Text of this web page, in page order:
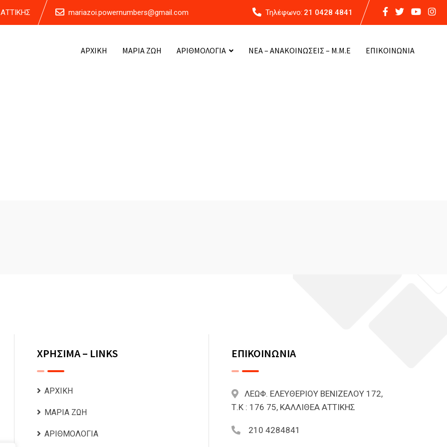
mariazoi.powernumbers@gmail.com Τηλέφωνο: 21 0428 4841
ΑΡΧΙΚΗ ΜΑΡΙΑ ΖΩΗ ΑΡΙΘΜΟΛΟΓΙΑ ΝΕΑ – ΑΝΑΚΟΙΝΩΣΕΙΣ – Μ.Μ.Ε ΕΠΙΚΟΙΝΩΝΙΑ
ΧΡΗΣΙΜΑ – LINKS
ΑΡΧΙΚΗ
ΜΑΡΙΑ ΖΩΗ
ΑΡΙΘΜΟΛΟΓΙΑ
ΕΠΙΚΟΙΝΩΝΙΑ
ΛΕΩΦ. ΕΛΕΥΘΕΡΙΟΥ ΒΕΝΙΖΕΛΟΥ 172,
Τ.Κ : 176 75, ΚΑΛΛΙΘΕΑ ΑΤΤΙΚΗΣ
210 4284841